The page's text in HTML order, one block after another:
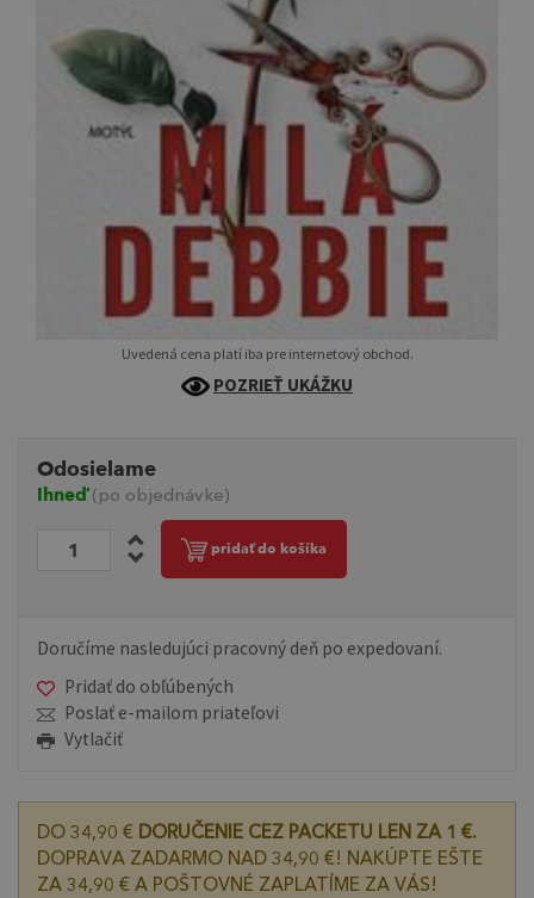
Uvedená cena platí iba pre internetový obchod.
POZRIEŤ UKÁŽKU
Odosielame
Ihneď(po objednávke)
pridať do košíka
Doručíme nasledujúci pracovný deň po expedovaní.
Pridať do obľúbených
Poslať e-mailom priateľovi
Vytlačiť
DO 34,90 € DORUČENIE CEZ PACKETU LEN ZA 1 €.
DOPRAVA ZADARMO NAD 34,90 €! NAKÚPTE EŠTE
ZA 34,90 € A POŠTOVNÉ ZAPLATÍME ZA VÁS!